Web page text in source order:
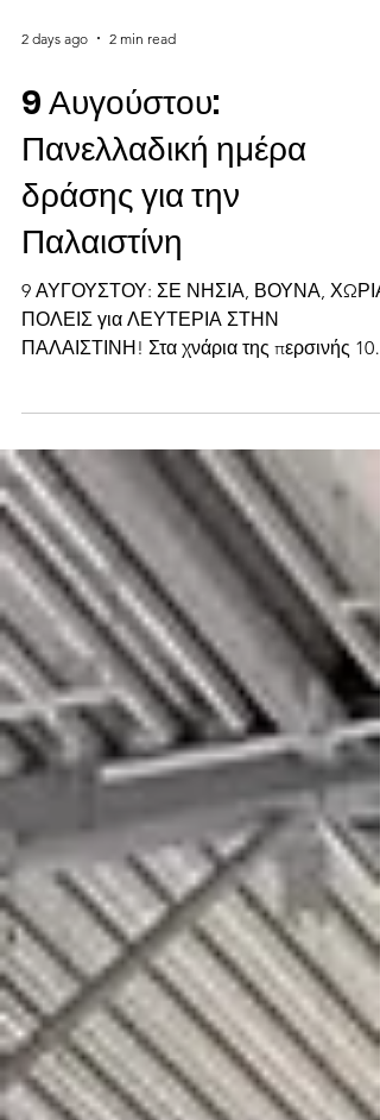
2 days ago 2 min read
9 Αυγούστου:
Πανελλαδική ημέρα
δράσης για την
Παλαιστίνη
9 ΑΥΓΟΥΣΤΟΥ: ΣΕ ΝΗΣΙΑ, ΒΟΥΝΑ,
ΠΑΛΑΙΣΤΙΝΗ! Στα χνάρια της περσινής
ημέρα δράσης για την Παλαιστίνη, σε νησιά,
χωριά, βουνά και πόλεις την Κυριακή 9
Αυγούστου. Το March to Gaza και πολλές
ακόμα συλλογικότητες, πρωτοβουλίες και
κινήσεις καλούν σε όλη τη χώρα
συγκεντρώσεις και κινητοποιήσεις στις 9
Αυγούστου. Γιατί στην Παλαιστίνη, η
γενοκτονία που διαπράττει το τρομοκρατικό
κράτος του Ισραήλ εναντίο